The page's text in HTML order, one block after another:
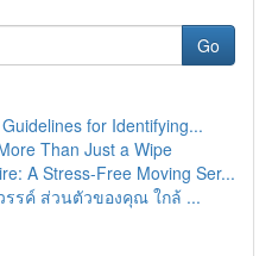
Go
for Identifying...
Than Just a Wipe
A Stress-Free Moving Ser...
รค์ ส่วนตัวของคุณ ใกล้ ...